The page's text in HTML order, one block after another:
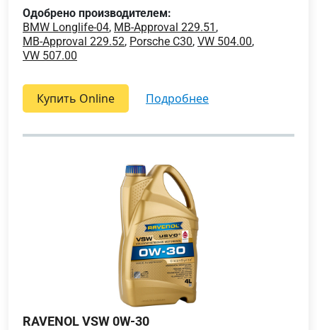
Одобрено производителем:
BMW Longlife-04, MB-Approval 229.51 ,
MB-Approval 229.52, Porsche C30, VW 504.00,
VW 507.00
Купить Online подробнее
RAVENOL VSW 0W-30